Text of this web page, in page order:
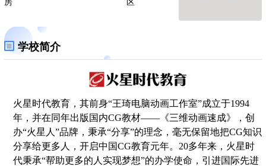
学校简介
火星时代教育，其前身“王琦电脑动画工作室”成立于1994
年，并在同年出版国内CG教材——《三维动画速成》，创
办“火星人”品牌，秉承“分享”的理念，毫无保留地把CG知识
分享给更多人，开启中国CG教育元年。20多年来，火星时
代秉承“帮助更多的人实现梦想”的办学使命，引进国际先进